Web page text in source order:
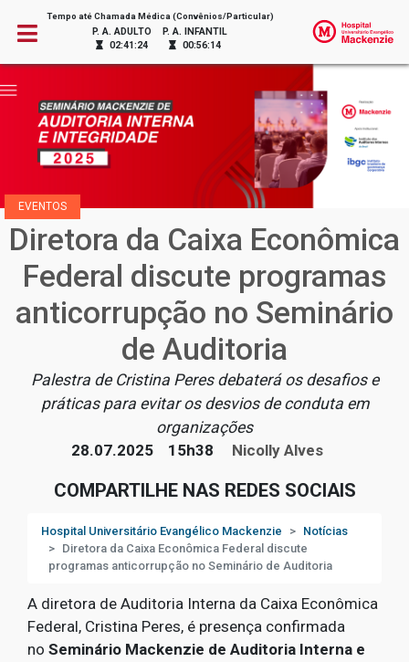
Tempo até Chamada Médica (Convênios/Particular)
P. A. ADULTO
02:41:24
P. A. INFANTIL
00:56:14
EVENTOS
Diretora da Caixa Econômica
Federal discute programas
anticorrupção no Seminário
de Auditoria
Palestra de Cristina Peres debaterá os desafios e
práticas para evitar os desvios de conduta em
organizações
28.07.2025
15h38 Nicolly Alves
COMPARTILHE NAS REDES SOCIAIS
Hospital Universitário Evangélico Mackenzie
Notícias
Diretora da Caixa Econômica Federal discute
programas anticorrupção no Seminário de Auditoria
A diretora de Auditoria Interna da Caixa Econômica
Federal, Cristina Peres, é presença confirmada
no Seminário Mackenzie de Auditoria Interna e